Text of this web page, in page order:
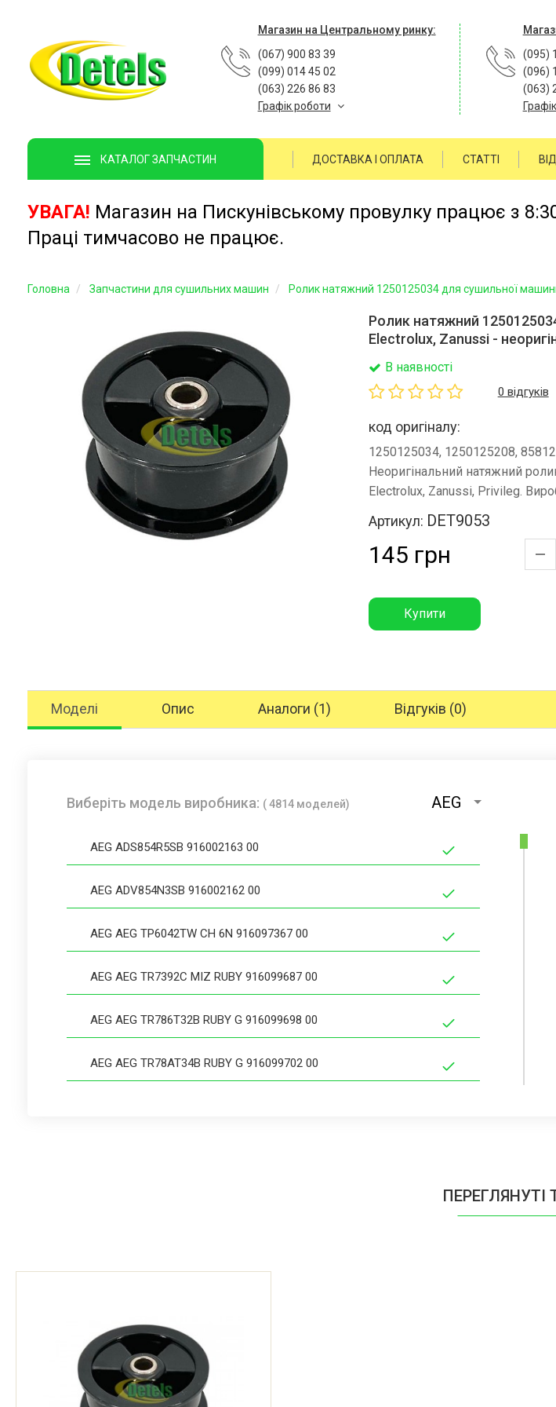
Магазин на Центральному ринку:
(067) 900 83 39
(099) 014 45 02
(063) 226 86 83
Графік роботи
(095)
(096)
(063)
КАТАЛОГ ЗАПЧАСТИН ДОСТАВКА І ОПЛАТА СТАТТІ
УВАГА! Магазин на Пискунівському провулку працює з
Праці тимчасово не працює.
Головна Запчастини для сушильних машин Ролик натяжний 1250125034 для сушильної
Ролик натяжний
Electrolux, Zanussi -
В наявності
0 відгуків
код оригіналу:
1250125034, 1250125208,
Неоригінальний натяжний
Electrolux, Zanussi, Privileg.
Артикул: DET9053
145 грн
Купити
Моделі Опис Аналоги (1) Відгуків (0)
Виберіть модель виробника: ( 4814 моделей) AEG
AEG ADS854R5SB 916002163 00
AEG ADV854N3SB 916002162 00
AEG AEG TP6042TW CH 6N 916097367 00
AEG AEG TR7392C MIZ RUBY 916099687 00
AEG AEG TR786T32B RUBY G 916099698 00
AEG AEG TR78AT34B RUBY G 916099702 00
AEG AT75386AH3 916097436 00
AEG AT75386AH3 916097436 01
ПЕРЕГЛЯНУТІ